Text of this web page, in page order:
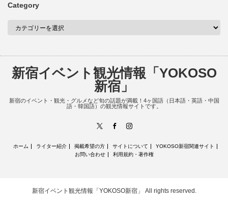
Category
新宿イベント観光情報「YOKOSO
新宿」
新宿のイベント・観光・グルメなど旬の話題が満載！4ヶ国語（日本語・英語・中国
語・韓国語）の観光情報サイトです。
Facebook
ホーム ライター紹介 掲載希望の方 サイトについて
YOKOSO新宿関連サイト
お問い合わせ
利用規約・著作権
新宿イベント観光情報「YOKOSO新宿」 All rights reserved.